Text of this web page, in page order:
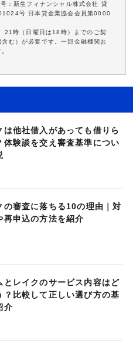
：新生フィナンシャル株式会社 貸
号 日本貸金業協会会員第0000
21時（日曜日は18時）までのご契
む）が必要です。一部金融機関お
は他社借入があっても借りら
体験談を交え審査基準につい
の審査に落ちる10の理由｜対
再申込の方法を紹介
とレイクのサービス内容はど
？比較して正しい選び方の基
介